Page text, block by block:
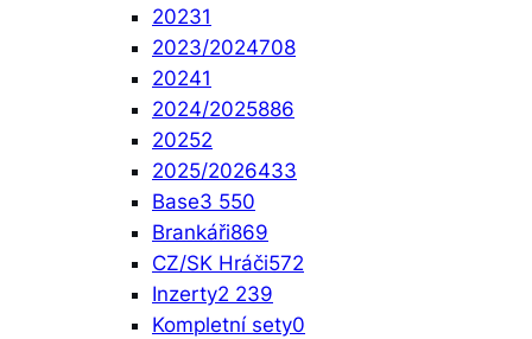
20231
2023/2024708
20241
2024/2025886
20252
2025/2026433
Base3 550
Brankáři869
CZ/SK Hráči572
Inzerty2 239
Kompletní sety0